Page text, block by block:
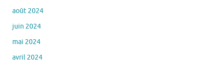
août 2024
juin 2024
mai 2024
avril 2024